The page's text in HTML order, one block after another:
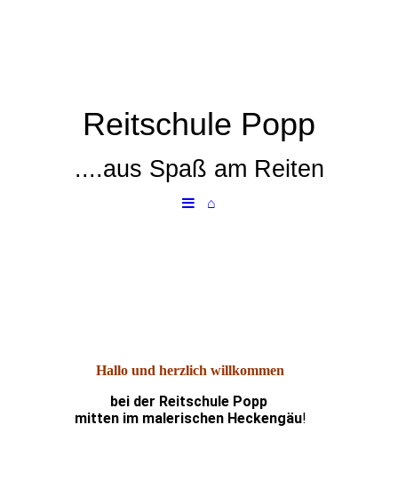
Reitschule Popp
....aus Spaß am Reiten
⌂
Hallo und herzlich willkommen
bei der Reitschule Popp
mitten im malerischen Heckengäu!